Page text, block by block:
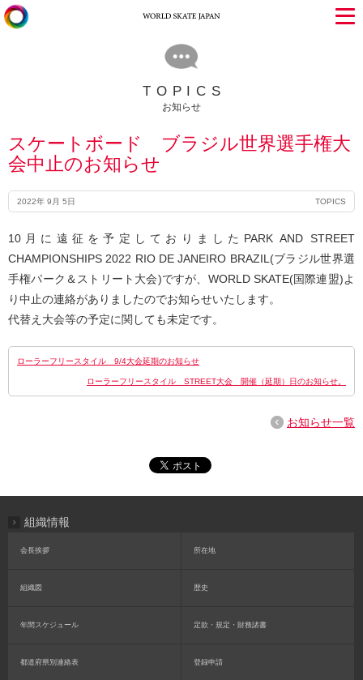
TOPICS
お知らせ
スケートボード ブラジル世界選手権大
会中止のお知らせ
2022年 9月 5日 TOPICS
10月に遠征を予定しておりましたPARK AND STREET
CHAMPIONSHIPS 2022 RIO DE JANEIRO BRAZIL(ブラジル世界選
手権パーク＆ストリート大会)ですが、WORLD SKATE(国際連盟)よ
り中止の連絡がありましたのでお知らせいたします。
代替え大会等の予定に関しても未定です。
ローラーフリースタイル 9/4大会延期のお知らせ
ローラーフリースタイル STREET大会 開催（延期）日のお知らせ。
お知らせ一覧
組織情報
会長挨拶 所在地
組織図 歴史
年間スケジュール 定款・規定・財務諸書
都道府県別連絡表 登録申請